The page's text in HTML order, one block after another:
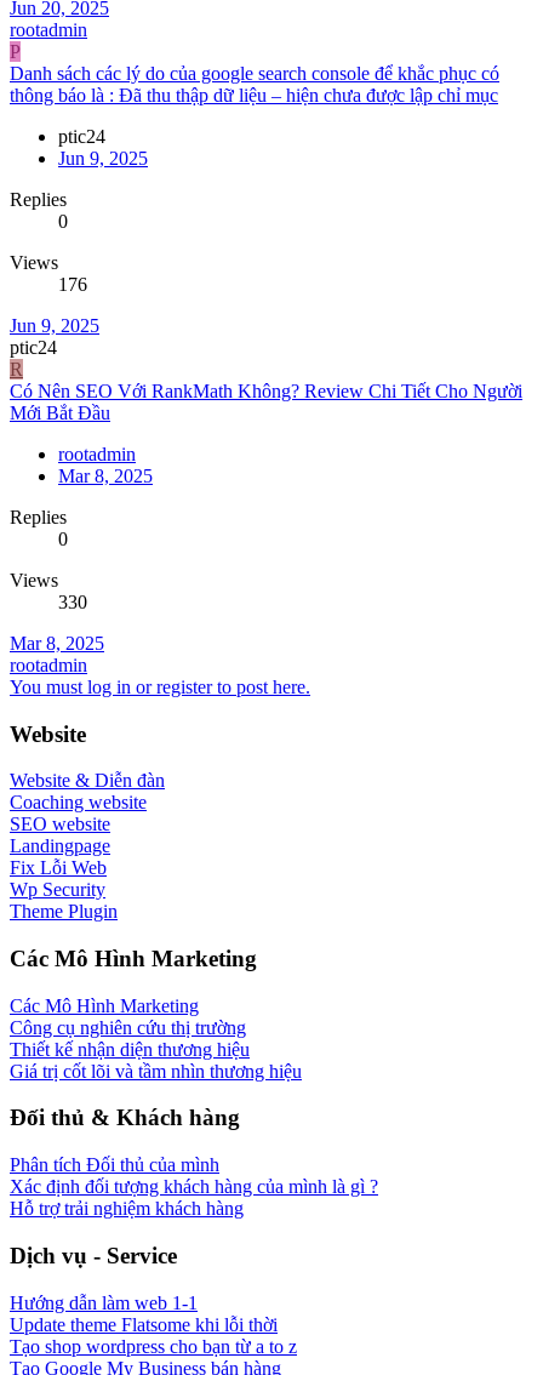
Jun 20, 2025
rootadmin
P
Danh sách các lý do của google search console để khắc phục có
thông báo là : Đã thu thập dữ liệu – hiện chưa được lập chỉ mục
ptic24
Jun 9, 2025
Replies
0
Views
176
Jun 9, 2025
ptic24
R
Có Nên SEO Với RankMath Không? Review Chi Tiết Cho Người
Mới Bắt Đầu
rootadmin
Mar 8, 2025
Replies
0
Views
330
Mar 8, 2025
rootadmin
You must log in or register to post here.
Website
Website & Diễn đàn
Coaching website
SEO website
Landingpage
Fix Lỗi Web
Wp Security
Theme Plugin
Các Mô Hình Marketing
Các Mô Hình Marketing
Công cụ nghiên cứu thị trường
Thiết kế nhận diện thương hiệu
Giá trị cốt lõi và tầm nhìn thương hiệu
Đối thủ & Khách hàng
Phân tích Đối thủ của mình
Xác định đối tượng khách hàng của mình là gì ?
Hỗ trợ trải nghiệm khách hàng
Dịch vụ - Service
Hướng dẫn làm web 1-1
Update theme Flatsome khi lỗi thời
Tạo shop wordpress cho bạn từ a to z
Tạo Google My Business bán hàng